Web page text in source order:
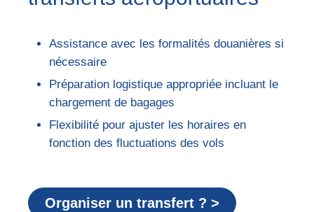
Assistance avec les formalités douanières si
nécessaire
Préparation logistique appropriée incluant le
chargement de bagages
Flexibilité pour ajuster les horaires en
fonction des fluctuations des vols
Organiser un transfert ? >